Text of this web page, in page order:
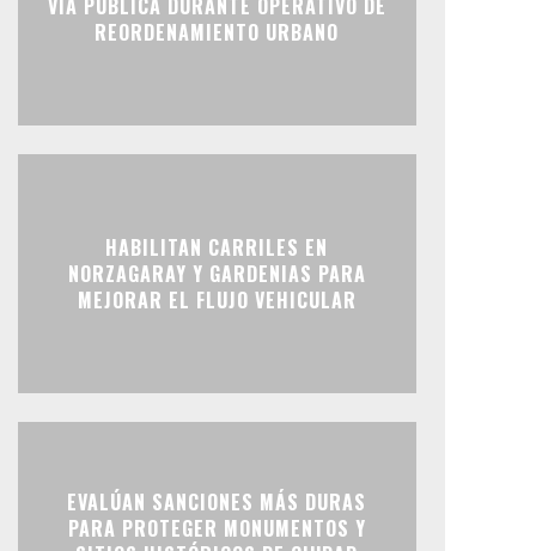
REORDENAMIENTO URBANO
HABILITAN CARRILES EN
NORZAGARAY Y GARDENIAS PARA
MEJORAR EL FLUJO VEHICULAR
EVALÚAN SANCIONES MÁS DURAS
PARA PROTEGER MONUMENTOS Y